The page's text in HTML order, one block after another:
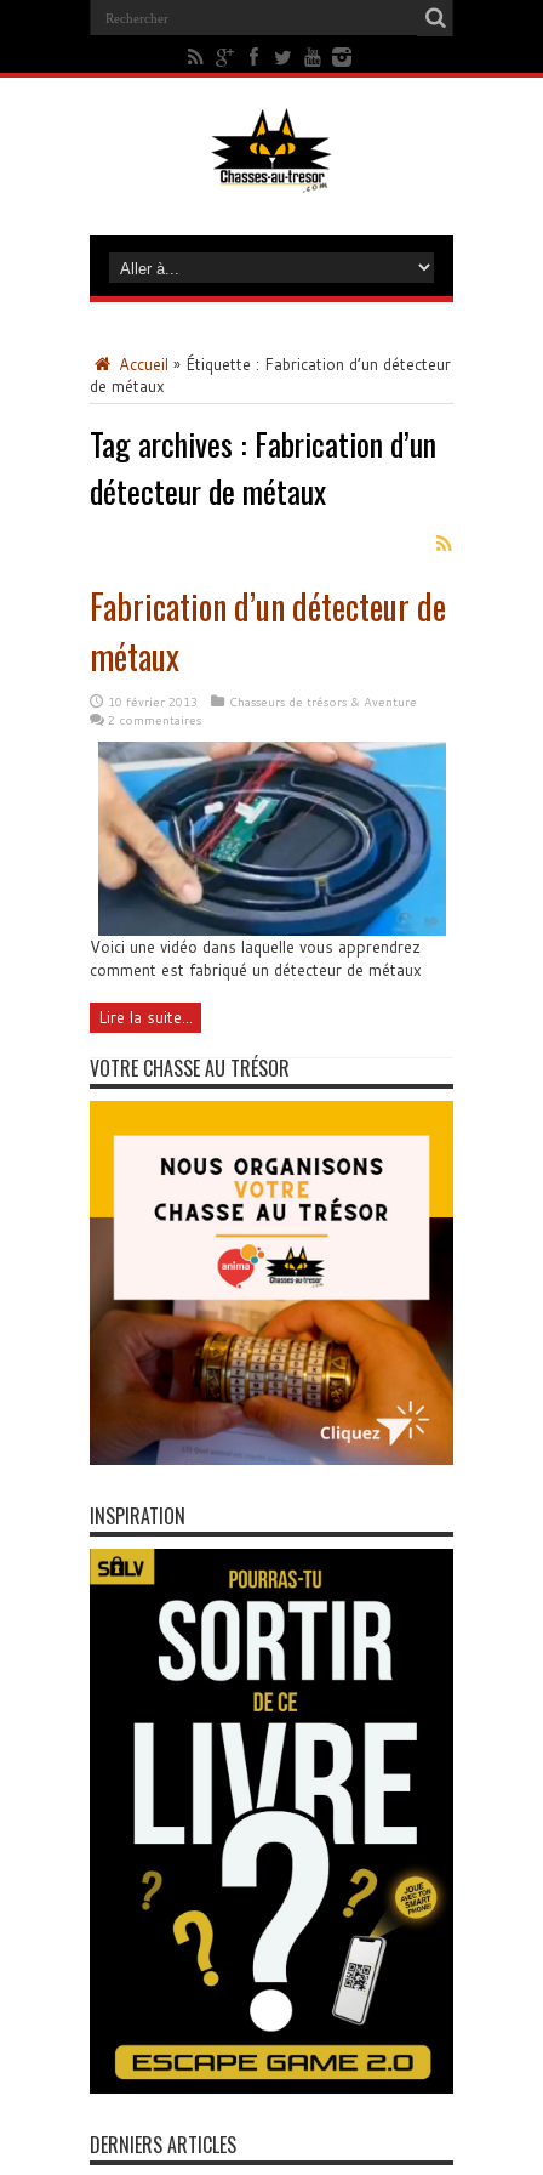
Accueil » Étiquette : Fabrication d’un détecteur
de métaux
Tag archives : Fabrication d’un
détecteur de métaux
Fabrication d’un détecteur de
métaux
10 février 2013
Chasseurs de trésors & Aventure
2 commentaires
Voici une vidéo dans laquelle vous apprendrez
comment est fabriqué un détecteur de métaux
Lire la suite...
VOTRE CHASSE AU TRÉSOR
INSPIRATION
DERNIERS ARTICLES